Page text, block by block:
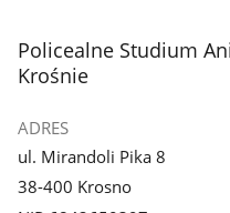
galerii.
stopka
Policealne Studium
Krośnie
ADRES
ul. Mirandoli Pika 8
38-400 Krosno